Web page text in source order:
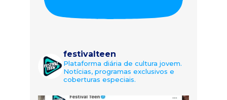
festivalteen
Plataforma diária de cultura jovem.
Notícias, programas exclusivos e
coberturas especiais.